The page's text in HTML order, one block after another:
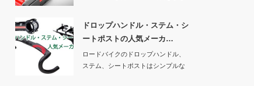
ドロップハンドル・ステム・シ
ートポストの人気メーカ…
ロードバイクのドロップハンドル、
ステム、シートポストはシンプルな